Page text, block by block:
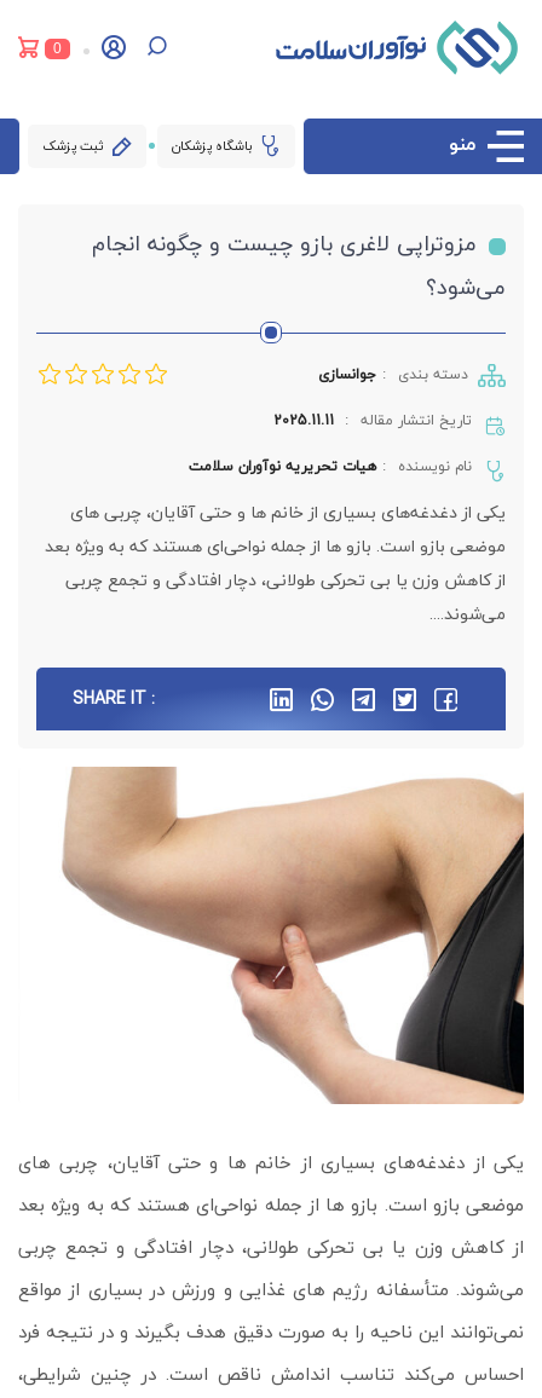
0
منو باشگاه پزشکان ثبت پزشک
مزوتراپی لاغری بازو چیست و چگونه انجام
می‌شود؟
دسته بندی
جوانسازی
تاریخ انتشار مقاله
2025.11.11
نام نویسنده
هیات تحریریه نوآوران سلامت
یکی از دغدغه‌های بسیاری از خانم‌ ها و حتی آقایان، چربی‌ های
موضعی بازو است. بازو ها از جمله نواحی‌ای هستند که به‌ ویژه بعد
از کاهش وزن یا بی‌ تحرکی طولانی، دچار افتادگی و تجمع چربی
می‌شوند....
SHARE IT :
یکی از دغدغه‌های بسیاری از خانم‌ ها و حتی آقایان، چربی‌ های
موضعی بازو است. بازو ها از جمله نواحی‌ای هستند که به‌ ویژه بعد
از کاهش وزن یا بی‌ تحرکی طولانی، دچار افتادگی و تجمع چربی
می‌شوند. متأسفانه رژیم‌ های غذایی و ورزش در بسیاری از مواقع
نمی‌توانند این ناحیه را به‌ صورت دقیق هدف بگیرند و در نتیجه فرد
احساس می‌کند تناسب اندامش ناقص است. در چنین شرایطی،